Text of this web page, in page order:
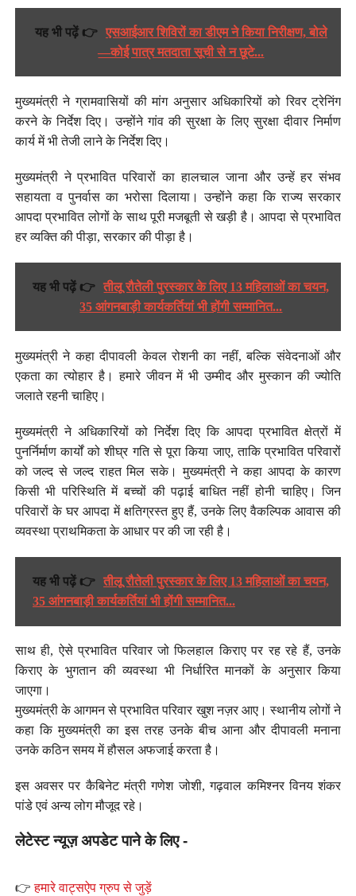
यह भी पढ़ें 👉 एसआईआर शिविरों का डीएम ने किया निरीक्षण, बोले
—कोई पात्र मतदाता सूची से न छूटे...
मुख्यमंत्री ने ग्रामवासियों की मांग अनुसार अधिकारियों को रिवर ट्रेनिंग
करने के निर्देश दिए। उन्होंने गांव की सुरक्षा के लिए सुरक्षा दीवार निर्माण
कार्य में भी तेजी लाने के निर्देश दिए।
मुख्यमंत्री ने प्रभावित परिवारों का हालचाल जाना और उन्हें हर संभव
सहायता व पुनर्वास का भरोसा दिलाया। उन्होंने कहा कि राज्य सरकार
आपदा प्रभावित लोगों के साथ पूरी मजबूती से खड़ी है। आपदा से प्रभावित
हर व्यक्ति की पीड़ा, सरकार की पीड़ा है।
यह भी पढ़ें 👉
तीलू रौतेली पुरस्कार के लिए 13 महिलाओं का चयन,
35 आंगनबाड़ी कार्यकर्तियां भी होंगी सम्मानित...
मुख्यमंत्री ने कहा दीपावली केवल रोशनी का नहीं, बल्कि संवेदनाओं और
एकता का त्योहार है। हमारे जीवन में भी उम्मीद और मुस्कान की ज्योति
जलाते रहनी चाहिए।
मुख्यमंत्री ने अधिकारियों को निर्देश दिए कि आपदा प्रभावित क्षेत्रों में
पुनर्निर्माण कार्यों को शीघ्र गति से पूरा किया जाए, ताकि प्रभावित परिवारों
को जल्द से जल्द राहत मिल सके। मुख्यमंत्री ने कहा आपदा के कारण
किसी भी परिस्थिति में बच्चों की पढ़ाई बाधित नहीं होनी चाहिए। जिन
परिवारों के घर आपदा में क्षतिग्रस्त हुए हैं, उनके लिए वैकल्पिक आवास की
व्यवस्था प्राथमिकता के आधार पर की जा रही है।
यह भी पढ़ें 👉 तीलू रौतेली पुरस्कार के लिए 13 महिलाओं का चयन,
35 आंगनबाड़ी कार्यकर्तियां भी होंगी सम्मानित...
साथ ही, ऐसे प्रभावित परिवार जो फिलहाल किराए पर रह रहे हैं, उनके
किराए के भुगतान की व्यवस्था भी निर्धारित मानकों के अनुसार किया
जाएगा।
मुख्यमंत्री के आगमन से प्रभावित परिवार खुश नज़र आए। स्थानीय लोगों ने
कहा कि मुख्यमंत्री का इस तरह उनके बीच आना और दीपावली मनाना
उनके कठिन समय में हौसल अफजाई करता है।
इस अवसर पर कैबिनेट मंत्री गणेश जोशी, गढ़वाल कमिश्नर विनय शंकर
पांडे एवं अन्य लोग मौजूद रहे।
लेटेस्ट न्यूज़ अपडेट पाने के लिए -
👉हमारे वाट्सऐप ग्रुप से जुड़ें